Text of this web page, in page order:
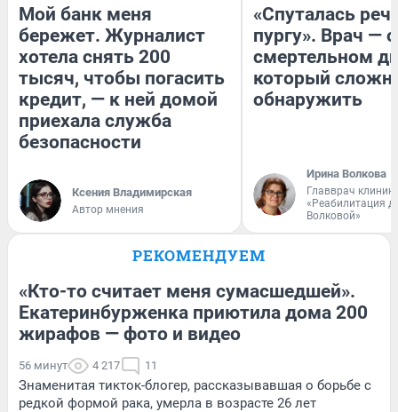
Мой банк меня
бережет. Журналист
хотела снять 200
тысяч, чтобы погасить
кредит, — к ней домой
приехала служба
безопасности
Ксения Владимирская
Автор мнения
«Спуталась
пургу». Врач — о
смертельном
который
обнаружить
Ирина Волкова
Главврач
«Реабилитация
Волковой»
РЕКОМЕНДУЕМ
«Кто-то считает меня сумасшедшей».
Екатеринбурженка приютила дома 200
жирафов — фото и видео
56 минут 4 217 11
Знаменитая тикток-блогер, рассказывавшая о борьбе с
редкой формой рака, умерла в возрасте 26 лет